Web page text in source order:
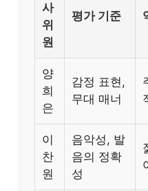
사
위
원
평가 기준
양
희
은
감정 표현,
무대 매너
이
찬
원
음악성, 발
음의 정확
성